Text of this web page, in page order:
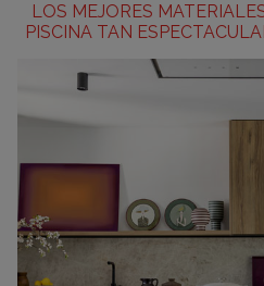
LOS MEJORES
PISCINA TAN